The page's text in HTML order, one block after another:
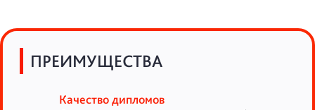
ПРЕИМУЩЕСТВА
Качество дипломов